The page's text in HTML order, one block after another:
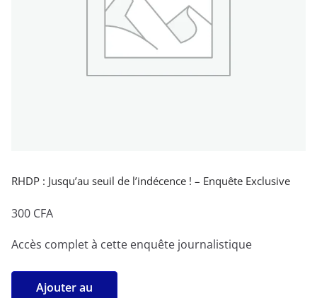
RHDP : Jusqu’au seuil de l’indécence ! – Enquête Exclusive
300 CFA
Accès complet à cette enquête journalistique
quantitéAjouter au